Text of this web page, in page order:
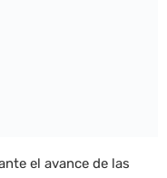
el avance de las